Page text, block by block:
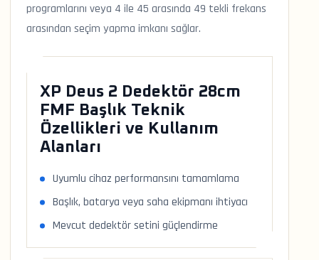
programlarını veya 4 ile 45 arasında 49 tekli frekans
arasından seçim yapma imkanı sağlar.
XP Deus 2 Dedektör 28cm
FMF Başlık Teknik
Özellikleri ve Kullanım
Alanları
Uyumlu cihaz performansını tamamlama
Başlık, batarya veya saha ekipmanı ihtiyacı
Mevcut dedektör setini güçlendirme